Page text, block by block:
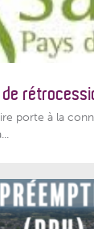
de
porte à la